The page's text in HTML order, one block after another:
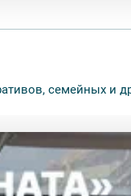
семейных и